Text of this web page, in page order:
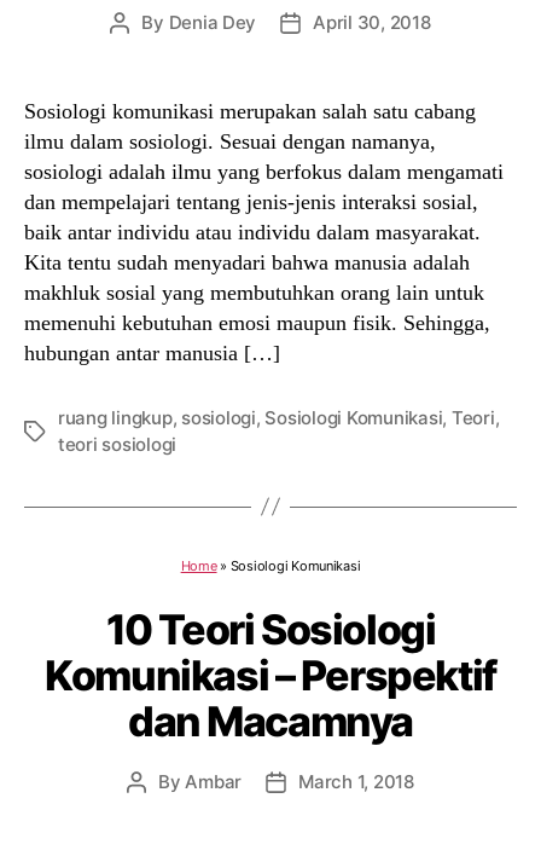
Post
By Denia Dey
PostApril 30, 2018
Sosiologi komunikasi merupakan salah satu cabang
ilmu dalam sosiologi. Sesuai dengan namanya,
sosiologi adalah ilmu yang berfokus dalam mengamati
dan mempelajari tentang jenis-jenis interaksi sosial,
baik antar individu atau individu dalam masyarakat.
Kita tentu sudah menyadari bahwa manusia adalah
makhluk sosial yang membutuhkan orang lain untuk
memenuhi kebutuhan emosi maupun fisik. Sehingga,
hubungan antar manusia […]
Tags
ruang lingkup, sosiologi, Sosiologi Komunikasi, Teori,
teori sosiologi
Home» Sosiologi Komunikasi
10 Teori Sosiologi
Komunikasi – Perspektif
dan Macamnya
PostByAmbar
PostMarch 1, 2018